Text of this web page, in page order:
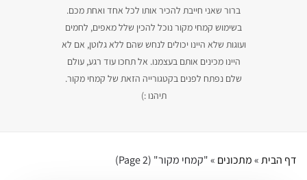
ברור שאני חייבת להכיר אותו לכל אחד ואחת מכם.
בשימוש קמחי מקור נוכל להכין שלל מאפים, לחמים
ועוגות שלא היינו יכולים לנחש שהם ללא גלוטן, אם לא
היינו מכינים אותם בעצמנו. אל תחכו עוד רגע, עולם
שלם נפתח לפנים בקטגורייה הזאת של קמחי מקור.
תיהנו :)
דף הבית»מתכונים »"קמחי מקור" (Page 2)